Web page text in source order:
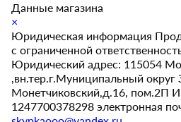
Данные магазина
×
Юридическая информация
с ограниченной
Юридический адрес: 115054
,вн.тер.г.Муниципальный округ
Монетчиковский,д.16, пом.2П
1247700378298 электронная